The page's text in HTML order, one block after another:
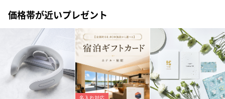
紙袋
お渡し用の紙袋です。
商品に合わせたサイズをお届けします。
価格帯が近いプレゼント